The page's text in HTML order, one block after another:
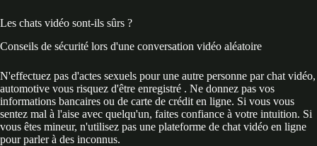
Les chats vidéo sont-ils sûrs ?
Conseils de sécurité lors d'une conversation vidéo aléatoire
N'effectuez pas d'actes sexuels pour une autre personne par chat vidéo,
automotive vous risquez d'être enregistré . Ne donnez pas vos
informations bancaires ou de carte de crédit en ligne. Si vous vous
sentez mal à l'aise avec quelqu'un, faites confiance à votre intuition. Si
vous êtes mineur, n'utilisez pas une plateforme de chat vidéo en ligne
pour parler à des inconnus.